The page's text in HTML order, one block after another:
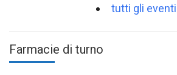
tutti gli eventi
Farmacie di turno